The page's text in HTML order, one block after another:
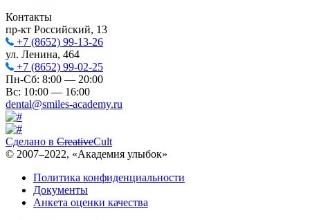
Контакты
пр-кт Российский, 13
+7 (8652) 99-13-26
ул. Ленина, 464
+7 (8652) 99-02-25
Пн-Сб: 8:00 — 20:00
Вс: 10:00 — 16:00
dental@smiles-academy.ru
Сделано в CreativeCult
© 2007–2022, «Академия улыбок»
Политика конфиденциальности
Документы
Анкета оценки качества